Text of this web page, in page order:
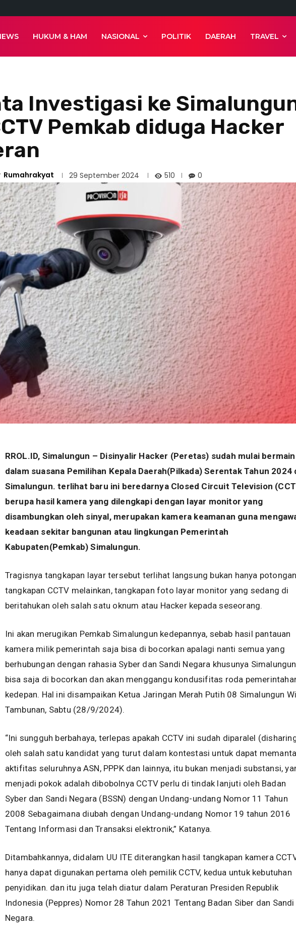
HUKUM & HAM NASIONAL POLITIK DAERAH TRAVEL
Investigasi ke
Pemkab diduga Hacker
Rumahrakyat 29 September 2024 510 0
RROL.ID, Simalungun – Disinyalir Hacker (Peretas) sudah mulai bermain
dalam suasana Pemilihan Kepala Daerah(Pilkada) Serentak Tahun 2024
Simalungun. terlihat baru ini beredarnya Closed Circuit Television
berupa hasil kamera yang dilengkapi dengan layar monitor yang
disambungkan oleh sinyal, merupakan kamera keamanan guna
keadaan sekitar bangunan atau lingkungan Pemerintah
Kabupaten(Pemkab) Simalungun.
Tragisnya tangkapan layar tersebut terlihat langsung bukan hanya potongan
tangkapan CCTV melainkan, tangkapan foto layar monitor yang sedang di
beritahukan oleh salah satu oknum atau Hacker kepada seseorang.
Ini akan merugikan Pemkab Simalungun kedepannya, sebab hasil pantauan
kamera milik pemerintah saja bisa di bocorkan apalagi nanti semua yang
berhubungan dengan rahasia Syber dan Sandi Negara khusunya Simalungun
bisa saja di bocorkan dan akan menggangu kondusifitas roda
kedepan. Hal ini disampaikan Ketua Jaringan Merah Putih 08 Simalungun
Tambunan, Sabtu (28/9/2024).
“Ini sungguh berbahaya, terlepas apakah CCTV ini sudah diparalel
oleh salah satu kandidat yang turut dalam kontestasi untuk dapat
aktifitas seluruhnya ASN, PPPK dan lainnya, itu bukan menjadi substansi,
menjadi pokok adalah dibobolnya CCTV perlu di tindak lanjuti oleh Badan
Syber dan Sandi Negara (BSSN) dengan Undang-undang Nomor 11 Tahun
2008 Sebagaimana diubah dengan Undang-undang Nomor 19 tahun 2016
Tentang Informasi dan Transaksi elektronik,” Katanya.
Ditambahkannya, didalam UU ITE diterangkan hasil tangkapan kamera
hanya dapat digunakan pertama oleh pemilik CCTV, kedua untuk kebutuhan
penyidikan. dan itu juga telah diatur dalam Peraturan Presiden Republik
Indonesia (Peppres) Nomor 28 Tahun 2021 Tentang Badan Siber dan Sandi
Negara.